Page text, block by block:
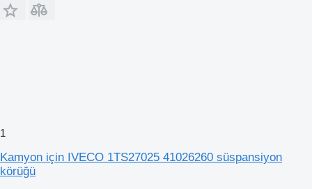
1
Kamyon için IVECO 1TS27025 41026260 süspansiyon
körüğü